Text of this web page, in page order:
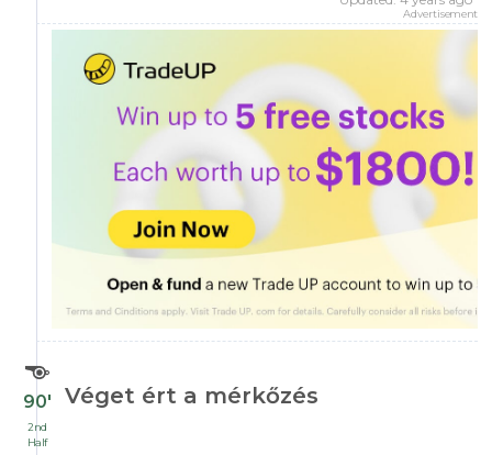
Advertisement
90′
2nd
Half
Véget ért a mérkőzés